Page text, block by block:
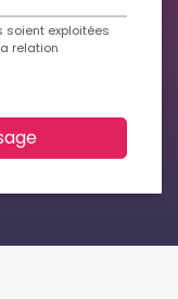
exploitées
relation